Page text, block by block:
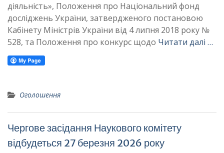
діяльність», Положення про Національний фонд
досліджень України, затвердженого постановою
Кабінету Міністрів України від 4 липня 2018 року №
528, та Положення про конкурс щодо Читати далі …
Оголошення
Чергове засідання Наукового комітету
відбудеться 27 березня 2026 року